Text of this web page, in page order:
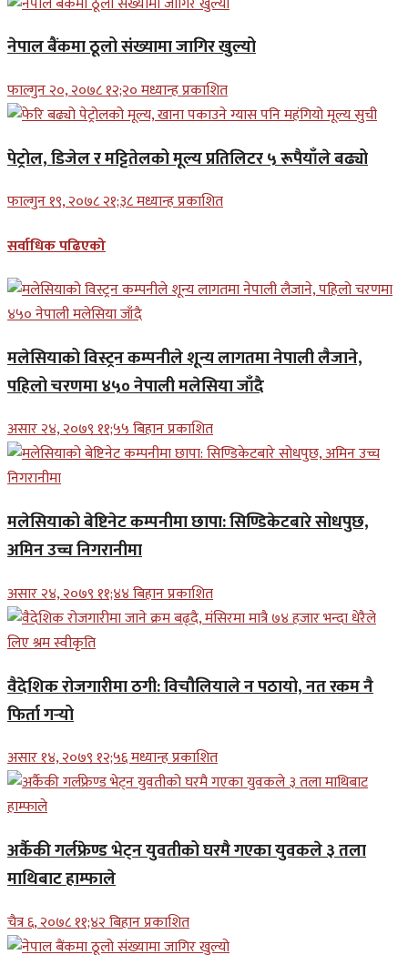
नेपाल बैंकमा ठूलो संख्यामा जागिर खुल्यो
फाल्गुन २०, २०७८ १२;२० मध्यान्ह प्रकाशित
पेट्रोल, डिजेल र मट्टितेलको मूल्य प्रतिलिटर ५ रूपैयाँले बढ्यो
फाल्गुन १९, २०७८ २१;३८ मध्यान्ह प्रकाशित
सर्वाधिक पढिएको
मलेसियाको विस्ट्रन कम्पनीले शून्य लागतमा नेपाली लैजाने,
पहिलो चरणमा ४५० नेपाली मलेसिया जाँदै
असार २४, २०७९ ११;५५ बिहान प्रकाशित
मलेसियाको बेष्टिनेट कम्पनीमा छापा: सिण्डिकेटबारे सोधपुछ,
अमिन उच्च निगरानीमा
असार २४, २०७९ ११;४४ बिहान प्रकाशित
वैदेशिक रोजगारीमा ठगी: विचौलियाले न पठायो, नत रकम नै
फिर्ता गर्‍यो
असार १४, २०७९ १२;५६ मध्यान्ह प्रकाशित
अर्कैकी गर्लफ्रेण्ड भेट्न युवतीको घरमै गएका युवकले ३ तला
माथिबाट हाम्फाले
चैत्र ६, २०७८ ११;४२ बिहान प्रकाशित